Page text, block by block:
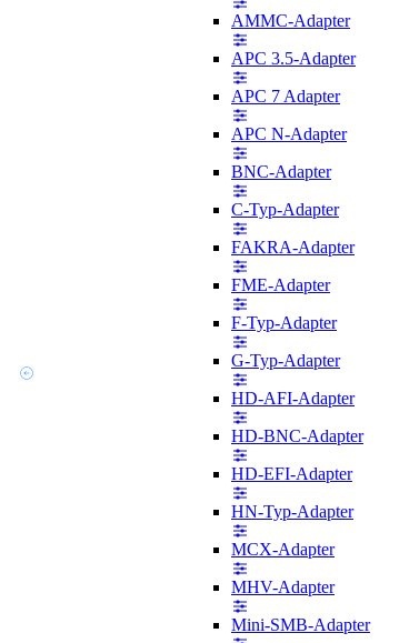
AMMC-Adapter
APC 3.5-Adapter
APC 7 Adapter
APC N-Adapter
BNC-Adapter
C-Typ-Adapter
FAKRA-Adapter
FME-Adapter
F-Typ-Adapter
G-Typ-Adapter
HD-AFI-Adapter
HD-BNC-Adapter
HD-EFI-Adapter
HN-Typ-Adapter
MCX-Adapter
MHV-Adapter
Mini-SMB-Adapter